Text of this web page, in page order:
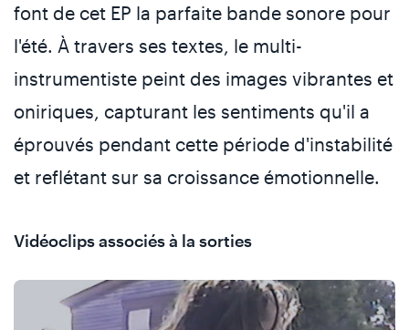
font de cet EP la parfaite bande sonore pour
l'été. À travers ses textes, le multi-
instrumentiste peint des images vibrantes et
oniriques, capturant les sentiments qu'il a
éprouvés pendant cette période d'instabilité
et reflétant sur sa croissance émotionnelle.
Vidéoclips associés à la sorties